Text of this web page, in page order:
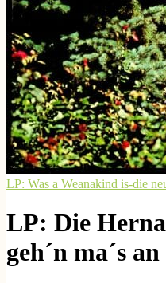
LP: Was a Weanakind is-die
LP: Die
geh´n ma´s an